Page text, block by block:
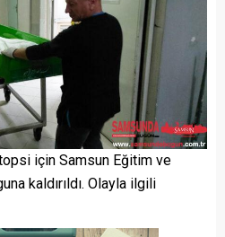
için Samsun Eğitim ve
kaldırıldı. Olayla ilgili